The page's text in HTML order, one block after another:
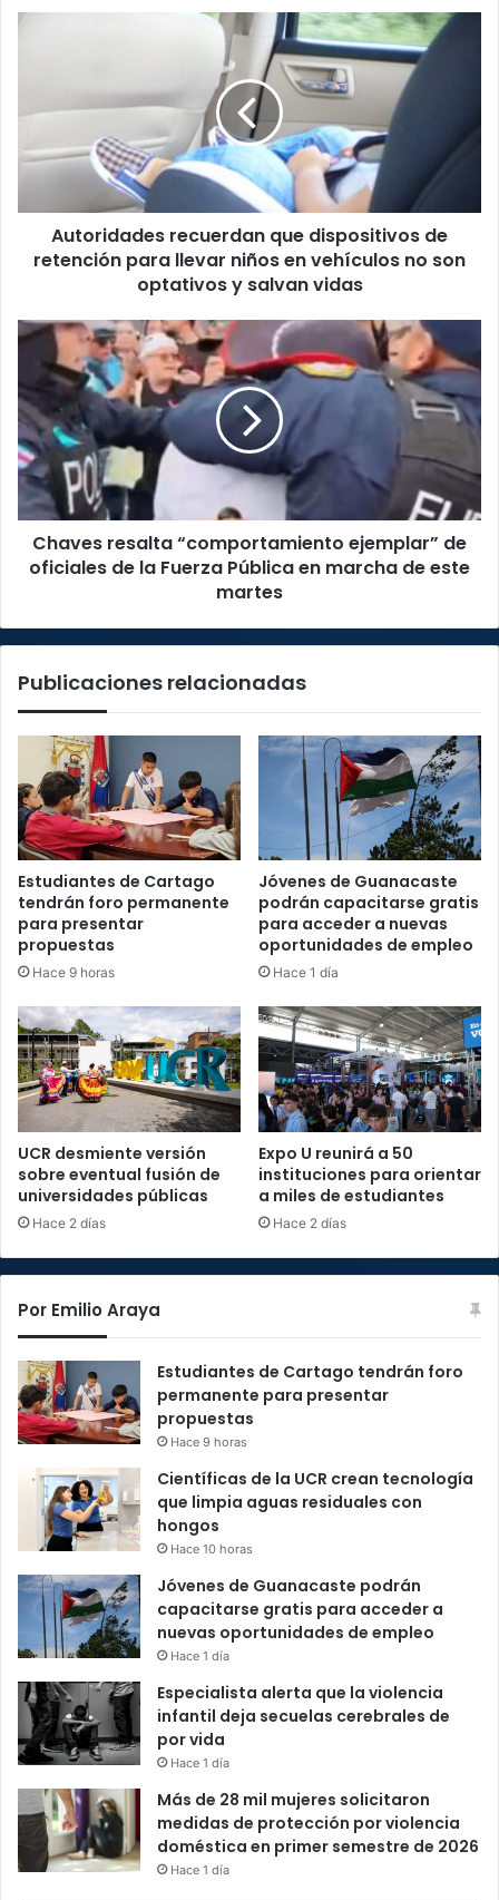
de
para
niños
vehículos
optativos
salvan
vidas
Autoridades recuerdan que dispositivos de
retención para llevar niños en vehículos no son
optativos y salvan vidas
Chaves
resalta
“comportamiento
ejemplar”
de
oficiales
de
Fuerza
Pública
en
este
Chaves resalta “comportamiento ejemplar” de
oficiales de la Fuerza Pública en marcha de este
martes
Publicaciones relacionadas
Estudiantes de Cartago
tendrán foro permanente
para presentar
propuestas
Hace 9 horas
Jóvenes de Guanacaste
podrán capacitarse gratis
para acceder a nuevas
oportunidades de empleo
Hace 1 día
UCR desmiente versión
sobre eventual fusión de
universidades públicas
Hace 2 días
Expo U reunirá a 50
instituciones para orientar
a miles de estudiantes
Hace 2 días
Por Emilio Araya
Estudiantes de Cartago tendrán foro
permanente para presentar
propuestas
Hace 9 horas
Científicas de la UCR crean tecnología
que limpia aguas residuales con
hongos
Hace 10 horas
Jóvenes de Guanacaste podrán
capacitarse gratis para acceder a
nuevas oportunidades de empleo
Hace 1 día
Especialista alerta que la violencia
infantil deja secuelas cerebrales de
por vida
Hace 1 día
Más de 28 mil mujeres solicitaron
medidas de protección por violencia
doméstica en primer semestre de 2026
Hace 1 día